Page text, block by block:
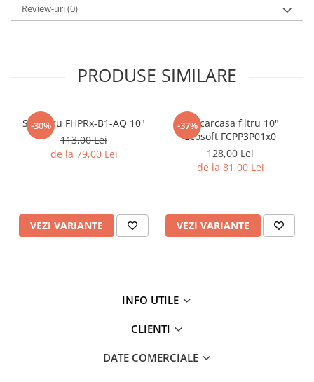
Componente filtre
Testere si Masurare
Surse alimentare
Tub quartz
Conectori statie
Review-uri(0)
PRODUSE SIMILARE
-30%
Set filtru FHPRx-B1-AQ 10"
113,00 Lei
de la 79,00 Lei
VEZI VARIANTE
-37%
Set carcasa filtru 10"
Ecosoft FCPP3P01x0
128,00 Lei
de la 81,00 Lei
VEZI VARIANTE
INFO UTILE
CLIENTI
DATE COMERCIALE